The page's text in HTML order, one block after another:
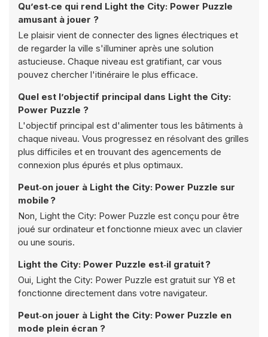
Qu’est‑ce qui rend Light the City: Power Puzzle
amusant à jouer ?
Le plaisir vient de connecter des lignes électriques et
de regarder la ville s'illuminer après une solution
astucieuse. Chaque niveau est gratifiant, car vous
pouvez chercher l'itinéraire le plus efficace.
Quel est l’objectif principal dans Light the City:
Power Puzzle ?
L'objectif principal est d'alimenter tous les bâtiments à
chaque niveau. Vous progressez en résolvant des grilles
plus difficiles et en trouvant des agencements de
connexion plus épurés et plus optimaux.
Peut‑on jouer à Light the City: Power Puzzle sur
mobile ?
Non, Light the City: Power Puzzle est conçu pour être
joué sur ordinateur et fonctionne mieux avec un clavier
ou une souris.
Light the City: Power Puzzle est‑il gratuit ?
Oui, Light the City: Power Puzzle est gratuit sur Y8 et
fonctionne directement dans votre navigateur.
Peut‑on jouer à Light the City: Power Puzzle en
mode plein écran ?